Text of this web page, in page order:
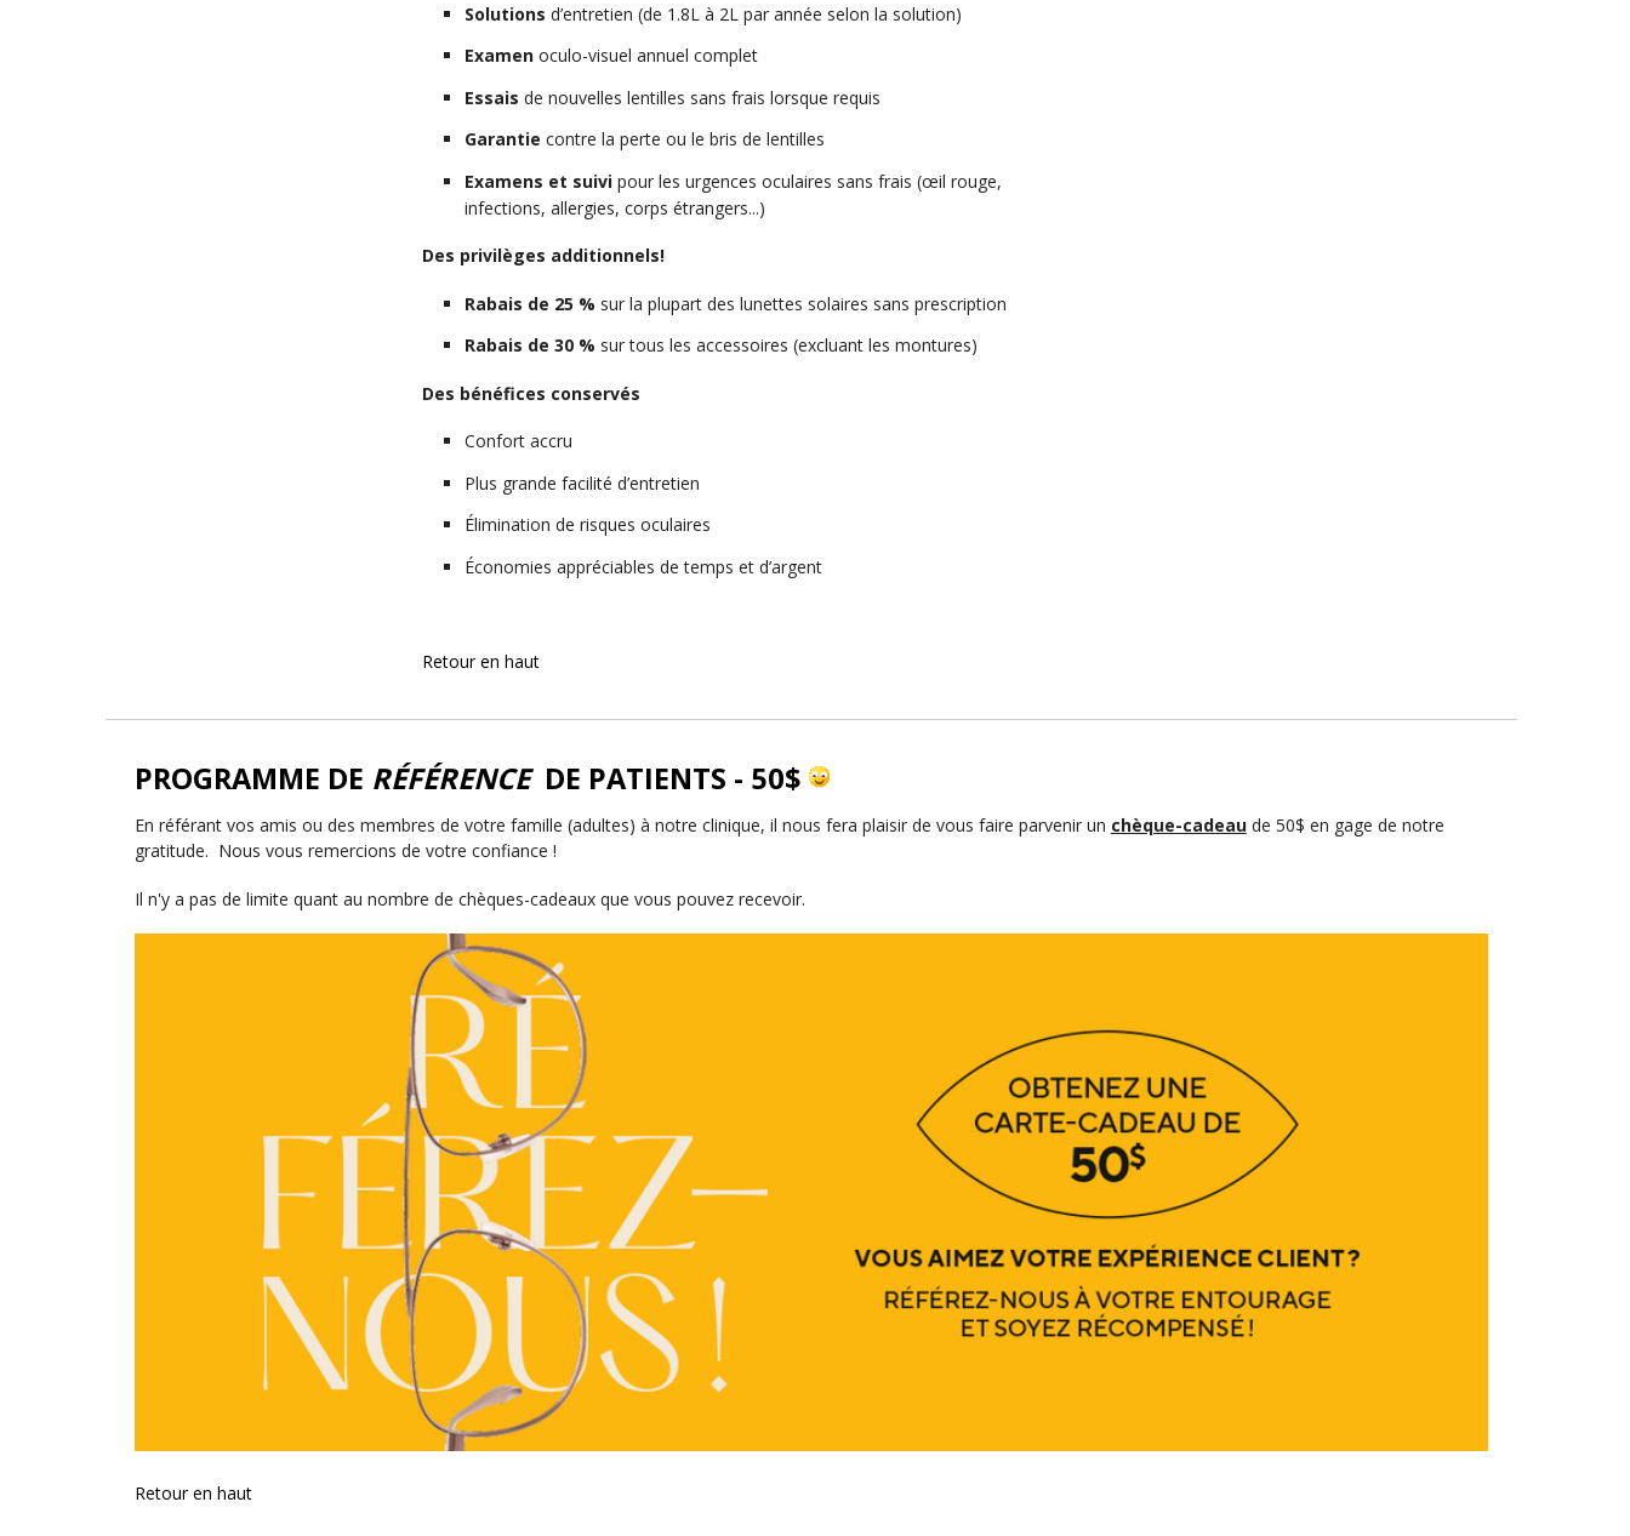
Solutions d’entretien (de 1.8L à 2L par année selon la solution)
Examen oculo-visuel annuel complet
Essais de nouvelles lentilles sans frais lorsque requis
Garantie contre la perte ou le bris de lentilles
Examens et suivipour les urgences oculaires sans frais (œil rouge,
infections, allergies, corps étrangers...)
Des privilèges additionnels!
Rabais de 25 % sur la plupart des lunettes solaires sans prescription
Rabais de 30 % sur tous les accessoires (excluant les montures)
Des bénéfices conservés
Confort accru
Plus grande facilité d’entretien
Élimination de risques oculaires
Économies appréciables de temps et d’argent
Retour en haut
PROGRAMME DE RÉFÉRENCEDE PATIENTS - 50$
En référant vos amis ou des membres de votre famille (adultes) à notre clinique, il nous fera plaisir de vous faire parvenir un chèque-cadeaude 50$ en gage de notre
gratitude. Nous vous remercions de votre confiance !
Il n'y a pas de limite quant au nombre de chèques-cadeaux que vous pouvez recevoir.
Retour en haut